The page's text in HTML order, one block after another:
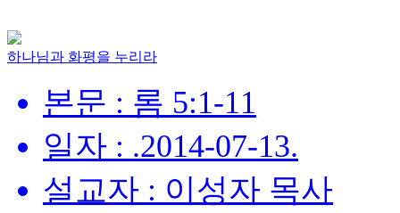
하나님과 화평을 누리라
본문 : 롬 5:1-11
일자 : .2014-07-13.
설교자 : 이성자 목사